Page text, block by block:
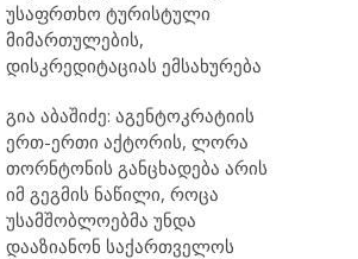
უსაფრთხო ტურისტული
მიმართულების,
დისკრედიტაციას ემსახურება
გია აბაშიძე: აგენტოკრატიის
ერთ-ერთი აქტორის, ლორა
თორნტონის განცხადება არის
იმ გეგმის ნაწილი, როცა
უსამშობლოებმა უნდა
დააზიანონ საქართველოს